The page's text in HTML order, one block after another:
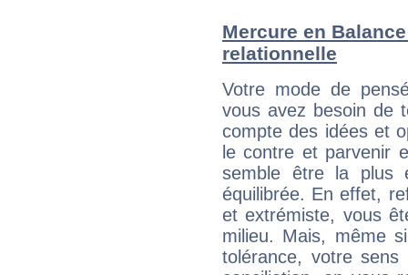
Mercure en
relationnelle
Votre mode de
vous avez besoin de
compte des idées et
le contre et parvenir
semble être la plus
équilibrée. En effet,
et extrémiste, vous
milieu. Mais, même
tolérance, votre